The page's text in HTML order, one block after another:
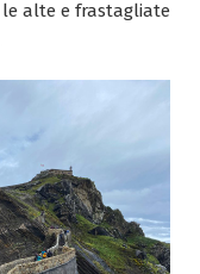
alte e frastagliate